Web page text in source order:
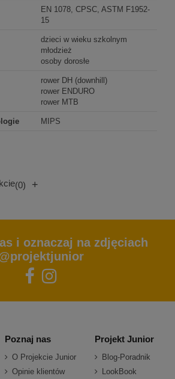
EN 1078, CPSC, ASTM F1952-
15
dzieci w wieku szkolnym
młodzież
osoby dorosłe
rower DH (downhill)
rower ENDURO
rower MTB
MIPS
(0) +
i oznaczaj na zdjęciach
Poznaj nas
O Projekcie Junior
Opinie klientów
Projekt Junior
Blog-Poradnik
LookBook